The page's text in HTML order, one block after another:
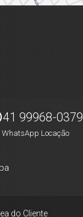
41 99968-0379
WhatsApp Locação
do Cliente